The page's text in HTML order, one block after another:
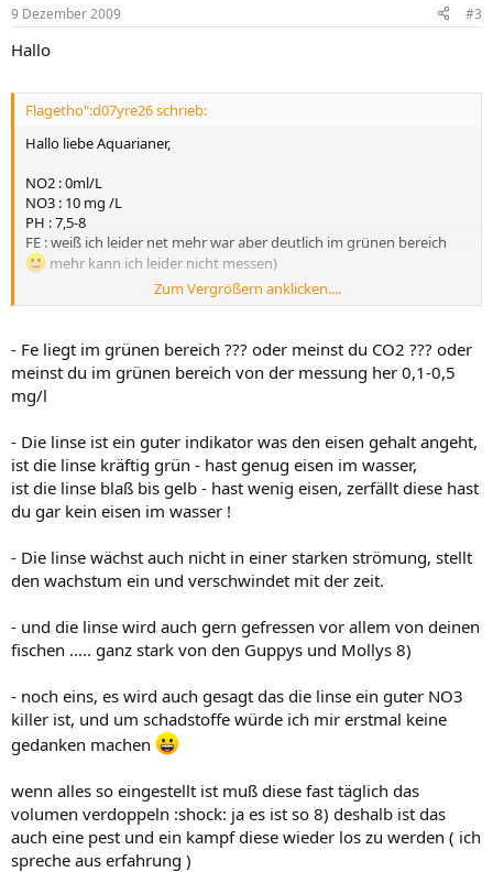
9 Dezember 2009 #3
Hallo
Flagetho":d07yre26 schrieb:
Hallo liebe Aquarianer,
NO2 : 0ml/L
NO3 : 10 mg /L
PH : 7,5-8
FE : weiß ich leider net mehr war aber deutlich im grünen bereich
mehr kann ich leider nicht messen)
ps: Meine Fische : Guppys;Mollys;Red Cherry Garnelen
Zum Vergrößern anklicken....
- Fe liegt im grünen bereich ??? oder meinst du CO2 ??? oder
meinst du im grünen bereich von der messung her 0,1-0,5
mg/l
- Die linse ist ein guter indikator was den eisen gehalt angeht,
ist die linse kräftig grün - hast genug eisen im wasser,
ist die linse blaß bis gelb - hast wenig eisen, zerfällt diese hast
du gar kein eisen im wasser !
- Die linse wächst auch nicht in einer starken strömung, stellt
den wachstum ein und verschwindet mit der zeit.
- und die linse wird auch gern gefressen vor allem von deinen
fischen ..... ganz stark von den Guppys und Mollys 8)
- noch eins, es wird auch gesagt das die linse ein guter NO3
killer ist, und um schadstoffe würde ich mir erstmal keine
gedanken machen
wenn alles so eingestellt ist muß diese fast täglich das
volumen verdoppeln :shock: ja es ist so 8) deshalb ist das
auch eine pest und ein kampf diese wieder los zu werden ( ich
spreche aus erfahrung )